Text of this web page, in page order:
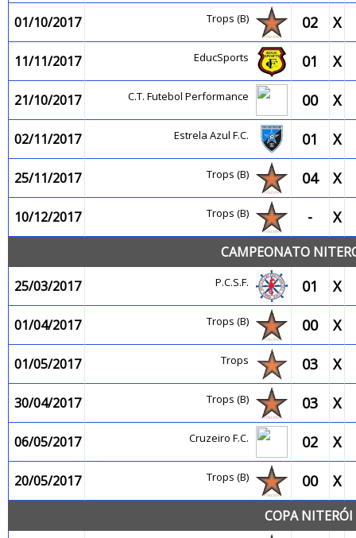
01/10/2017 Trops (B) 02 X
11/11/2017 EducSports 01 X
21/10/2017 C.T. Futebol Performance 00 X
02/11/2017 Estrela Azul F.C. 01 X
25/11/2017 Trops (B) 04 X
10/12/2017 Trops (B) - X
CAMPEONATO
25/03/2017
P.C.S.F. 01 X
01/04/2017 Trops (B) 00 X
01/05/2017 Trops 03 X
30/04/2017 Trops (B) 03 X
06/05/2017 Cruzeiro F.C. 02 X
20/05/2017 Trops (B) 00 X
COPA